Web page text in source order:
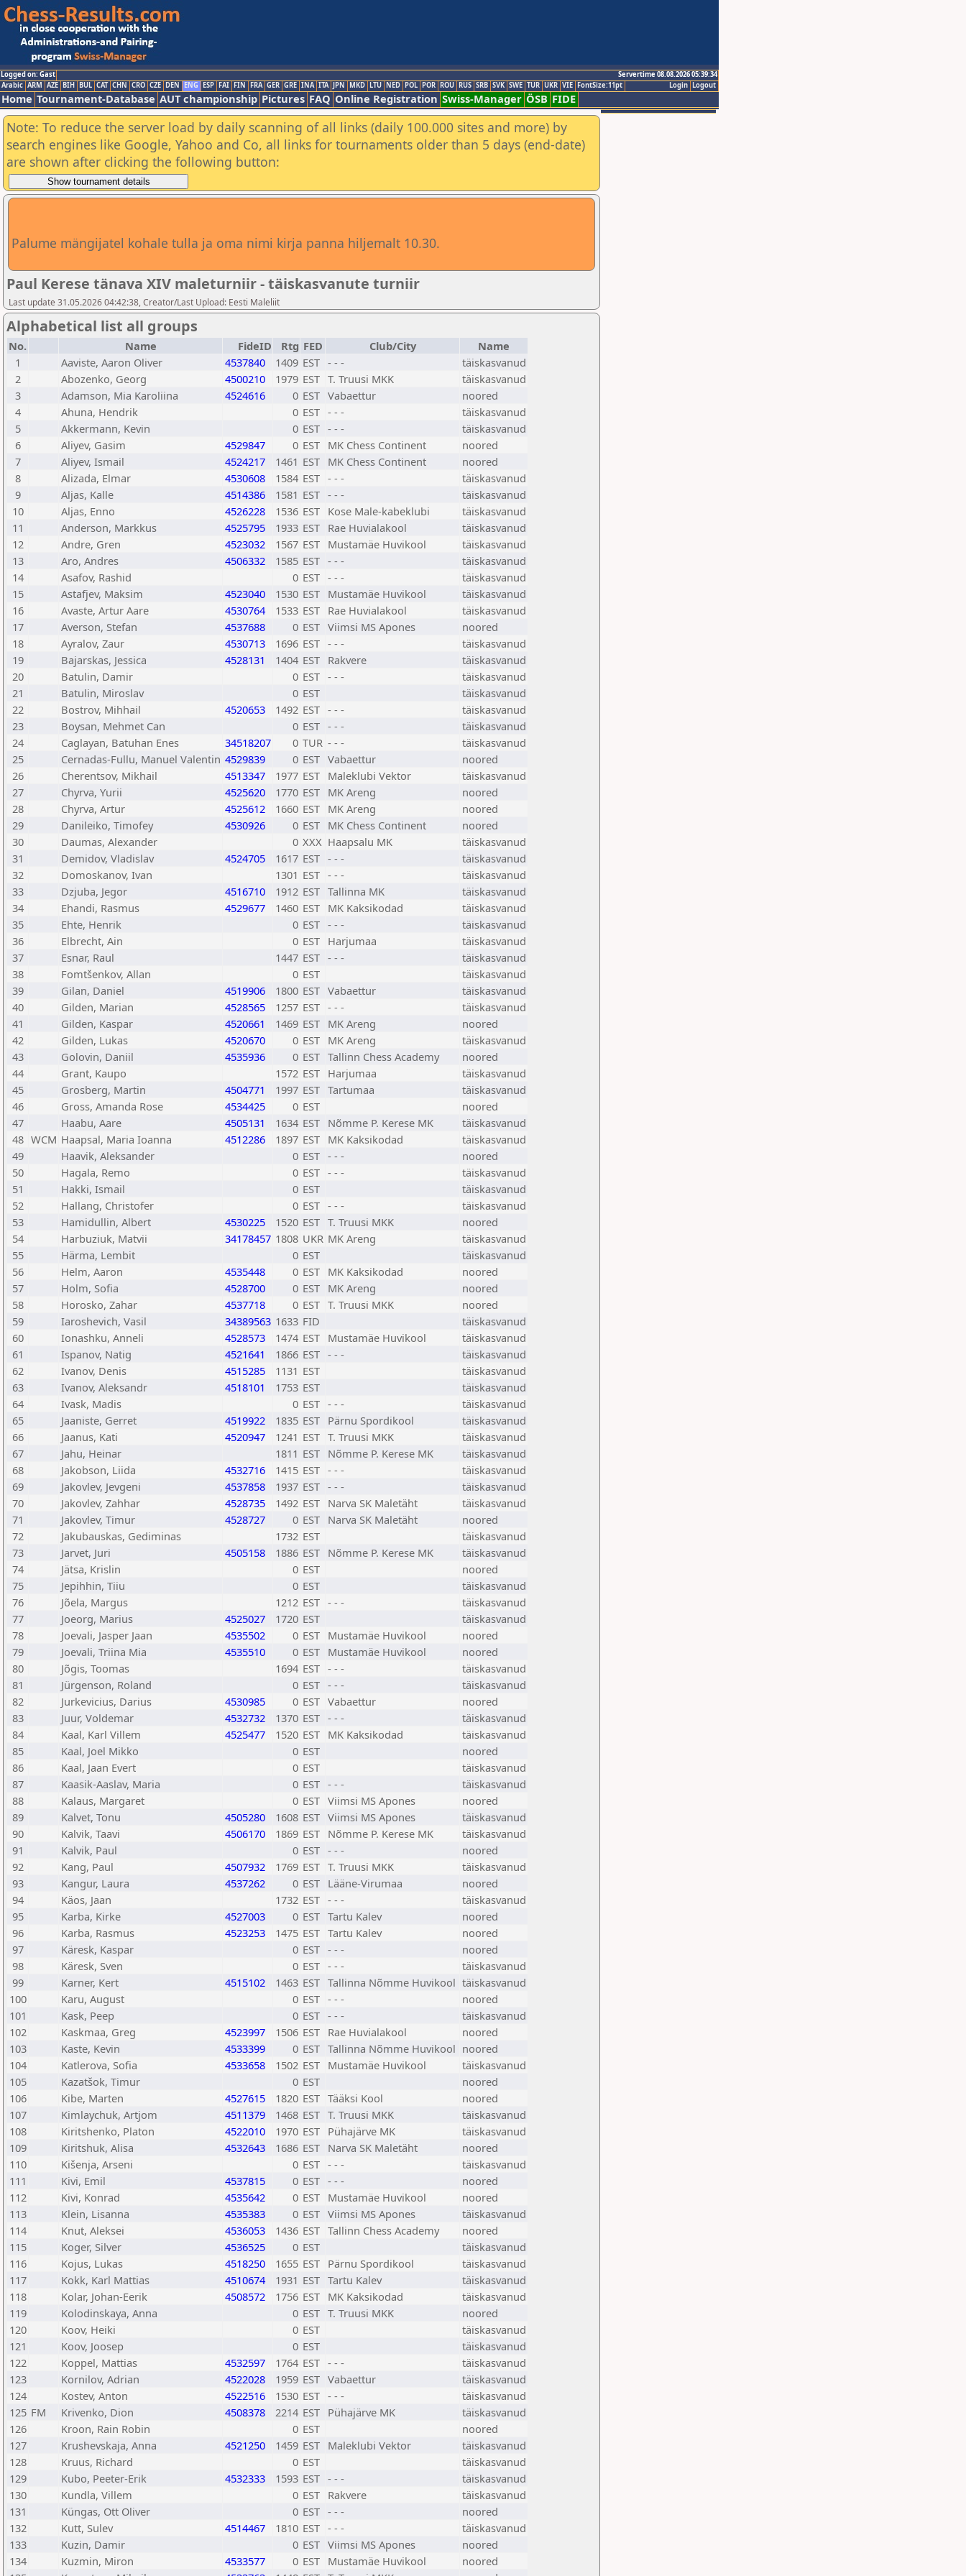
Logged on: Gast
Servertime 08.08.2026 05:39:34
Logout
Login
Arabic ARM AZE BIH BUL CAT CHN CRO CZE DEN ENG ESP FAI FIN FRA GER GRE INA ITA JPN MKD LTU NED POL POR ROU RUS SRB SVK SWE TUR UKR VIE FontSize:11pt
Home Tournament-Database AUT championship Pictures FAQ Online Registration Swiss-Manager ÖSB FIDE
Note: To reduce the server load by daily scanning of all links (daily 100.000 sites and more) by
search engines like Google, Yahoo and Co, all links for tournaments older than 5 days (end-date)
are shown after clicking the following button:
Palume mängijatel kohale tulla ja oma nimi kirja panna hiljemalt 10.30.
Paul Kerese tänava XIV maleturniir - täiskasvanute turniir
Last update 31.05.2026 04:42:38, Creator/Last Upload: Eesti Maleliit
Alphabetical list all groups
No. Name FideID Rtg FED Club/City
Name
1
Aaviste, Aaron Oliver 4537840 1409 EST - - -
täiskasvanud
2
Abozenko, Georg 4500210 1979 EST T. Truusi MKK
täiskasvanud
3
Adamson, Mia Karoliina 4524616 0 EST Vabaettur
noored
4
Ahuna, Hendrik 0 EST - - -
täiskasvanud
5
Akkermann, Kevin 0 EST - - -
täiskasvanud
6
Aliyev, Gasim 4529847 0 EST MK Chess Continent
noored
7
Aliyev, Ismail 4524217 1461 EST MK Chess Continent
noored
8
Alizada, Elmar 4530608 1584 EST - - -
täiskasvanud
9
Aljas, Kalle 4514386 1581 EST - - -
täiskasvanud
10
Aljas, Enno 4526228 1536 EST Kose Male-kabeklubi
täiskasvanud
11
Anderson, Markkus 4525795 1933 EST Rae Huvialakool
täiskasvanud
12
Andre, Gren 4523032 1567 EST Mustamäe Huvikool
täiskasvanud
13
Aro, Andres 4506332 1585 EST - - -
täiskasvanud
14
Asafov, Rashid 0 EST - - -
täiskasvanud
15
Astafjev, Maksim 4523040 1530 EST Mustamäe Huvikool
täiskasvanud
16
Avaste, Artur Aare 4530764 1533 EST Rae Huvialakool
täiskasvanud
17
Averson, Stefan 4537688 0 EST Viimsi MS Apones
noored
18
Ayralov, Zaur 4530713 1696 EST - - -
täiskasvanud
19
Bajarskas, Jessica 4528131 1404 EST Rakvere
täiskasvanud
20
Batulin, Damir 0 EST - - -
täiskasvanud
21
Batulin, Miroslav 0 EST
täiskasvanud
22
Bostrov, Mihhail 4520653 1492 EST - - -
täiskasvanud
23
Boysan, Mehmet Can 0 EST - - -
täiskasvanud
24
Caglayan, Batuhan Enes 34518207 0 TUR - - -
täiskasvanud
25
Cernadas-Fullu, Manuel Valentin 4529839 0 EST Vabaettur
noored
26
Cherentsov, Mikhail 4513347 1977 EST Maleklubi Vektor
täiskasvanud
27
Chyrva, Yurii 4525620 1770 EST MK Areng
noored
28
Chyrva, Artur 4525612 1660 EST MK Areng
noored
29
Danileiko, Timofey 4530926 0 EST MK Chess Continent
noored
30
Daumas, Alexander 0 XXX Haapsalu MK
täiskasvanud
31
Demidov, Vladislav 4524705 1617 EST - - -
täiskasvanud
32
Domoskanov, Ivan 1301 EST - - -
täiskasvanud
33
Dzjuba, Jegor 4516710 1912 EST Tallinna MK
täiskasvanud
34
Ehandi, Rasmus 4529677 1460 EST MK Kaksikodad
täiskasvanud
35
Ehte, Henrik 0 EST - - -
täiskasvanud
36
Elbrecht, Ain 0 EST Harjumaa
täiskasvanud
37
Esnar, Raul 1447 EST - - -
täiskasvanud
38
Fomtšenkov, Allan 0 EST
täiskasvanud
39
Gilan, Daniel 4519906 1800 EST Vabaettur
täiskasvanud
40
Gilden, Marian 4528565 1257 EST - - -
täiskasvanud
41
Gilden, Kaspar 4520661 1469 EST MK Areng
noored
42
Gilden, Lukas 4520670 0 EST MK Areng
täiskasvanud
43
Golovin, Daniil 4535936 0 EST Tallinn Chess Academy
noored
44
Grant, Kaupo 1572 EST Harjumaa
täiskasvanud
45
Grosberg, Martin 4504771 1997 EST Tartumaa
täiskasvanud
46
Gross, Amanda Rose 4534425 0 EST
noored
47
Haabu, Aare 4505131 1634 EST Nõmme P. Kerese MK
täiskasvanud
48 WCM Haapsal, Maria Ioanna 4512286 1897 EST MK Kaksikodad
täiskasvanud
49
Haavik, Aleksander 0 EST - - -
noored
50
Hagala, Remo 0 EST - - -
täiskasvanud
51
Hakki, Ismail 0 EST
täiskasvanud
52
Hallang, Christofer 0 EST - - -
täiskasvanud
53
Hamidullin, Albert 4530225 1520 EST T. Truusi MKK
noored
54
Harbuziuk, Matvii 34178457 1808 UKR MK Areng
täiskasvanud
55
Härma, Lembit 0 EST
täiskasvanud
56
Helm, Aaron 4535448 0 EST MK Kaksikodad
noored
57
Holm, Sofia 4528700 0 EST MK Areng
noored
58
Horosko, Zahar 4537718 0 EST T. Truusi MKK
noored
59
Iaroshevich, Vasil 34389563 1633 FID
täiskasvanud
60
Ionashku, Anneli 4528573 1474 EST Mustamäe Huvikool
täiskasvanud
61
Ispanov, Natig 4521641 1866 EST - - -
täiskasvanud
62
Ivanov, Denis 4515285 1131 EST
täiskasvanud
63
Ivanov, Aleksandr 4518101 1753 EST
täiskasvanud
64
Ivask, Madis 0 EST - - -
täiskasvanud
65
Jaaniste, Gerret 4519922 1835 EST Pärnu Spordikool
täiskasvanud
66
Jaanus, Kati 4520947 1241 EST T. Truusi MKK
täiskasvanud
67
Jahu, Heinar 1811 EST Nõmme P. Kerese MK
täiskasvanud
68
Jakobson, Liida 4532716 1415 EST - - -
täiskasvanud
69
Jakovlev, Jevgeni 4537858 1937 EST - - -
täiskasvanud
70
Jakovlev, Zahhar 4528735 1492 EST Narva SK Maletäht
täiskasvanud
71
Jakovlev, Timur 4528727 0 EST Narva SK Maletäht
noored
72
Jakubauskas, Gediminas 1732 EST
täiskasvanud
73
Jarvet, Juri 4505158 1886 EST Nõmme P. Kerese MK
täiskasvanud
74
Jätsa, Krislin 0 EST
noored
75
Jepihhin, Tiiu 0 EST
täiskasvanud
76
Jõela, Margus 1212 EST - - -
täiskasvanud
77
Joeorg, Marius 4525027 1720 EST
täiskasvanud
78
Joevali, Jasper Jaan 4535502 0 EST Mustamäe Huvikool
noored
79
Joevali, Triina Mia 4535510 0 EST Mustamäe Huvikool
noored
80
Jõgis, Toomas 1694 EST - - -
täiskasvanud
81
Jürgenson, Roland 0 EST - - -
täiskasvanud
82
Jurkevicius, Darius 4530985 0 EST Vabaettur
noored
83
Juur, Voldemar 4532732 1370 EST - - -
täiskasvanud
84
Kaal, Karl Villem 4525477 1520 EST MK Kaksikodad
täiskasvanud
85
Kaal, Joel Mikko 0 EST
noored
86
Kaal, Jaan Evert 0 EST
täiskasvanud
87
Kaasik-Aaslav, Maria 0 EST - - -
täiskasvanud
88
Kalaus, Margaret 0 EST Viimsi MS Apones
noored
89
Kalvet, Tonu 4505280 1608 EST Viimsi MS Apones
täiskasvanud
90
Kalvik, Taavi 4506170 1869 EST Nõmme P. Kerese MK
täiskasvanud
91
Kalvik, Paul 0 EST - - -
noored
92
Kang, Paul 4507932 1769 EST T. Truusi MKK
täiskasvanud
93
Kangur, Laura 4537262 0 EST Lääne-Virumaa
noored
94
Käos, Jaan 1732 EST - - -
täiskasvanud
95
Karba, Kirke 4527003 0 EST Tartu Kalev
noored
96
Karba, Rasmus 4523253 1475 EST Tartu Kalev
noored
97
Käresk, Kaspar 0 EST - - -
noored
98
Käresk, Sven 0 EST - - -
täiskasvanud
99
Karner, Kert 4515102 1463 EST Tallinna Nõmme Huvikool täiskasvanud
100
Karu, August 0 EST - - -
noored
101
Kask, Peep 0 EST - - -
täiskasvanud
102
Kaskmaa, Greg 4523997 1506 EST Rae Huvialakool
noored
103
Kaste, Kevin 4533399 0 EST Tallinna Nõmme Huvikool noored
104
Katlerova, Sofia 4533658 1502 EST Mustamäe Huvikool
täiskasvanud
105
Kazatšok, Timur 0 EST
noored
106
Kibe, Marten 4527615 1820 EST Tääksi Kool
noored
107
Kimlaychuk, Artjom 4511379 1468 EST T. Truusi MKK
täiskasvanud
108
Kiritshenko, Platon 4522010 1970 EST Pühajärve MK
täiskasvanud
109
Kiritshuk, Alisa 4532643 1686 EST Narva SK Maletäht
noored
110
Kišenja, Arseni 0 EST - - -
täiskasvanud
111
Kivi, Emil 4537815 0 EST - - -
noored
112
Kivi, Konrad 4535642 0 EST Mustamäe Huvikool
noored
113
Klein, Lisanna 4535383 0 EST Viimsi MS Apones
täiskasvanud
114
Knut, Aleksei 4536053 1436 EST Tallinn Chess Academy
noored
115
Koger, Silver 4536525 0 EST
täiskasvanud
116
Kojus, Lukas 4518250 1655 EST Pärnu Spordikool
täiskasvanud
117
Kokk, Karl Mattias 4510674 1931 EST Tartu Kalev
täiskasvanud
118
Kolar, Johan-Eerik 4508572 1756 EST MK Kaksikodad
täiskasvanud
119
Kolodinskaya, Anna 0 EST T. Truusi MKK
noored
120
Koov, Heiki 0 EST
täiskasvanud
121
Koov, Joosep 0 EST
täiskasvanud
122
Koppel, Mattias 4532597 1764 EST - - -
täiskasvanud
123
Kornilov, Adrian 4522028 1959 EST Vabaettur
täiskasvanud
124
Kostev, Anton 4522516 1530 EST - - -
täiskasvanud
125 FM Krivenko, Dion 4508378 2214 EST Pühajärve MK
täiskasvanud
126
Kroon, Rain Robin 0 EST
noored
127
Krushevskaja, Anna 4521250 1459 EST Maleklubi Vektor
täiskasvanud
128
Kruus, Richard 0 EST
täiskasvanud
129
Kubo, Peeter-Erik 4532333 1593 EST - - -
täiskasvanud
130
Kundla, Villem 0 EST Rakvere
täiskasvanud
131
Küngas, Ott Oliver 0 EST - - -
noored
132
Kutt, Sulev 4514467 1810 EST - - -
täiskasvanud
133
Kuzin, Damir 0 EST Viimsi MS Apones
noored
134
Kuzmin, Miron 4533577 0 EST Mustamäe Huvikool
noored